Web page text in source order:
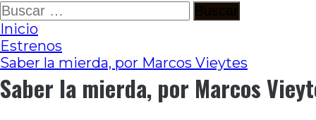
Ir
al
contenido
Buscar:
Inicio
Estrenos
Saber la mierda, por Marcos Vieytes
Saber la mierda, por Marcos